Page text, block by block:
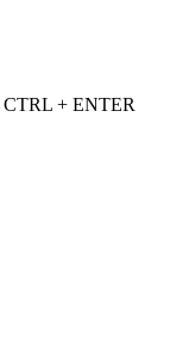
+ ENTER